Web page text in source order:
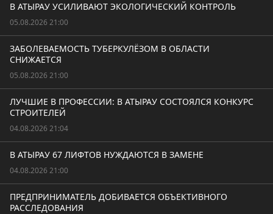
В АТЫРАУ УСИЛИВАЮТ ЭКОЛОГИЧЕСКИЙ КОНТРОЛЬ
05.08.2026 21:00
ЗАБОЛЕВАЕМОСТЬ ТУБЕРКУЛЁЗОМ В ОБЛАСТИ
СНИЖАЕТСЯ
05.08.2026 21:00
ЛУЧШИЕ В ПРОФЕССИИ: В АТЫРАУ СОСТОЯЛСЯ КОНКУРС
СТРОИТЕЛЕЙ
04.08.2026 21:04
В АТЫРАУ 67 ЛИФТОВ НУЖДАЮТСЯ В ЗАМЕНЕ
04.08.2026 21:00
ПРЕДПРИНИМАТЕЛЬ ДОБИВАЕТСЯ ОБЪЕКТИВНОГО
РАССЛЕДОВАНИЯ